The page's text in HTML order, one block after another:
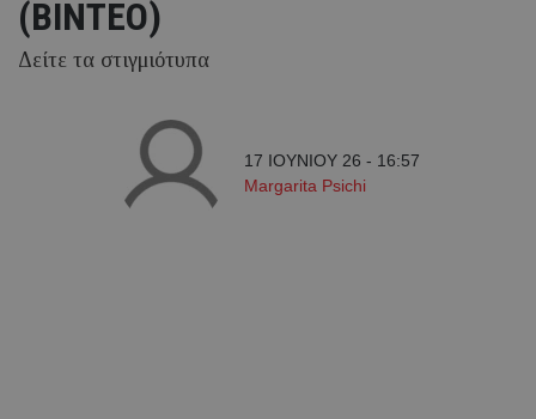
(ΒΙΝΤΕΟ)
Δείτε τα στιγμιότυπα
17 ΙΟΥΝΙΟΥ 26 - 16:57
Margarita Psichi